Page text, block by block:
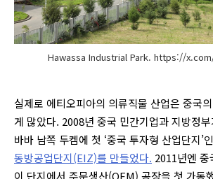
Hawassa Industrial Park. https://
실제로 에티오피아의 의류직물 산업은 중국
게 많았다. 2008년 중국 민간기업과 지방정
바바 남쪽 두켐에 첫 ‘중국 투자형 산업단지’인
동방공업단지(EIZ)를 만들었다. 2011년엔
이 단지에서 주문생산(OEM) 공장을 첫 가동